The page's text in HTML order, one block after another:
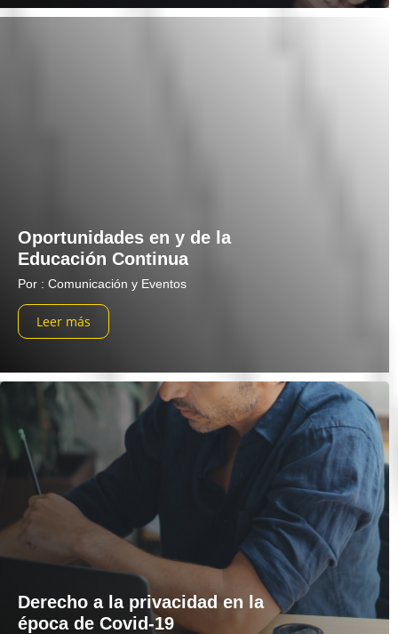
Oportunidades en y de la
Educación Continua
Por : Comunicación y Eventos
Leer más
Derecho a la privacidad en la
época de Covid-19